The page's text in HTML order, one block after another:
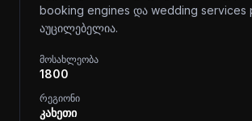
booking engines და wedding services
აუცილებელია.
მოსახლეობა
1800
რეგიონი
კახეთი